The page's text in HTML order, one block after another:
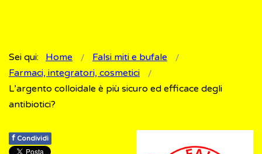
Sei qui: Home
Falsi miti e bufale
Farmaci, integratori, cosmetici
L’argento colloidale è più sicuro ed efficace degli
antibiotici?
f Condividi